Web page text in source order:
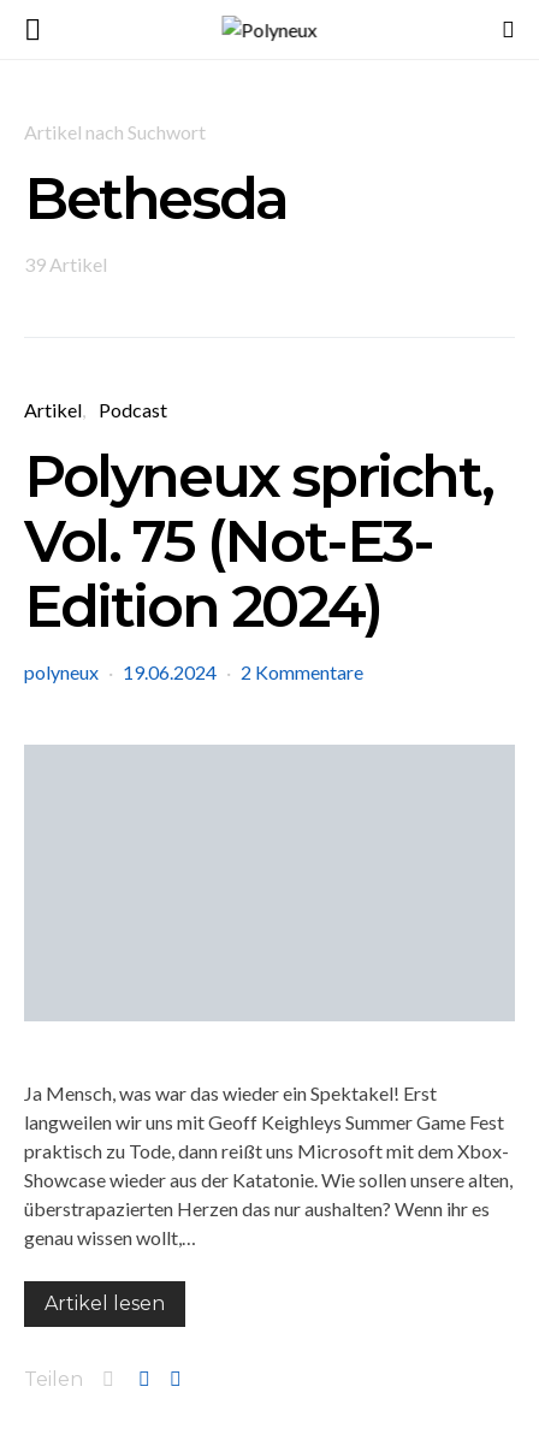
Artikel nach Suchwort
Bethesda
39 Artikel
Artikel Podcast
Polyneux spricht,
Vol. 75 (Not-E3-
Edition 2024)
polyneux 19.06.2024 2 Kommentare
Ja Mensch, was war das wieder ein Spektakel! Erst
langweilen wir uns mit Geoff Keighleys Summer Game Fest
praktisch zu Tode, dann reißt uns Microsoft mit dem Xbox-
Showcase wieder aus der Katatonie. Wie sollen unsere alten,
überstrapazierten Herzen das nur aushalten? Wenn ihr es
genau wissen wollt,…
Artikel lesen
Teilen